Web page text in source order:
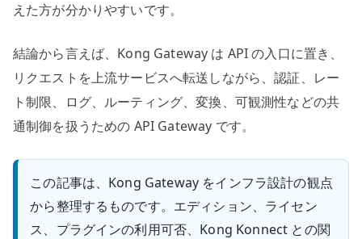
えた方が分かりやすいです。
結論から言えば、Kong Gateway は API の入口に置き、
リクエストを上流サービスへ転送しながら、認証、レー
ト制限、ログ、ルーティング、変換、可観測性などの共
通制御を扱うための API Gateway です。
この記事は、Kong Gateway をインフラ設計の観点
から整理するものです。エディション、ライセン
ス、プラグインの利用可否、Kong Konnect との関